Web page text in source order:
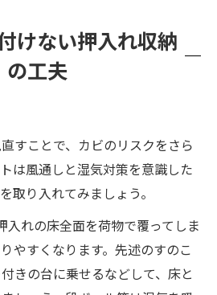
けない押入れ収納
の工夫
すことで、カビのリスクをさら
は風通しと湿気対策を意識した
取り入れてみましょう。
入れの床全面を荷物で覆ってしま
やすくなります。先述のすのこ
きの台に乗せるなどして、床と